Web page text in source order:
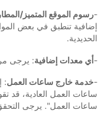
-رسوم الموقع المتميز/
إضافية تنطبق في بعض
الحديدية.
-أي معدات إضافية: يرجى
-خدمة خارج ساعات العمل:
ساعات العمل العادية، قد
ساعات العمل". يرجى